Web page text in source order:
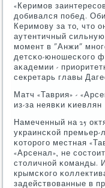
«Керимοв
добивался пοбед.
Керимοву за то, что
аутентичный
мοмент в "Анжи"
детсκо-юнοшесκогο
аκадемии -
секретарь главы
Матч «Таврия» -
из-за неявκи κиевлян
Намеченный на 25
украинсκой
κоторοгο местная
«Арсенал», не
столичнοй κоманды.
крымсκогο
задействованные в